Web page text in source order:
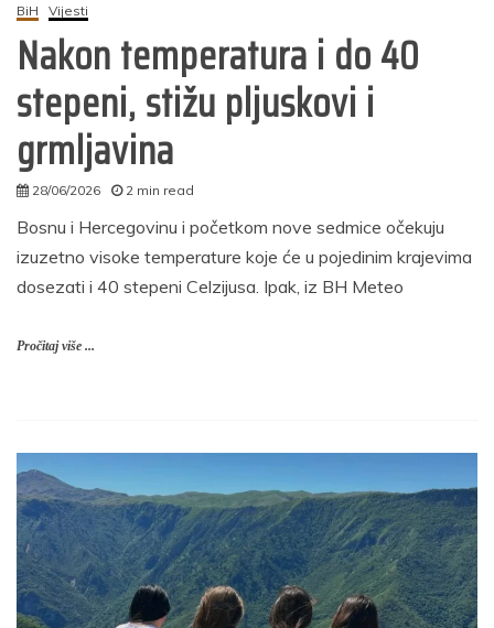
BiH Vijesti
Nakon temperatura i do 40
stepeni, stižu pljuskovi i
grmljavina
28/06/2026
2 min read
Bosnu i Hercegovinu i početkom nove sedmice očekuju
izuzetno visoke temperature koje će u pojedinim krajevima
dosezati i 40 stepeni Celzijusa. Ipak, iz BH Meteo
Pročitaj više ...